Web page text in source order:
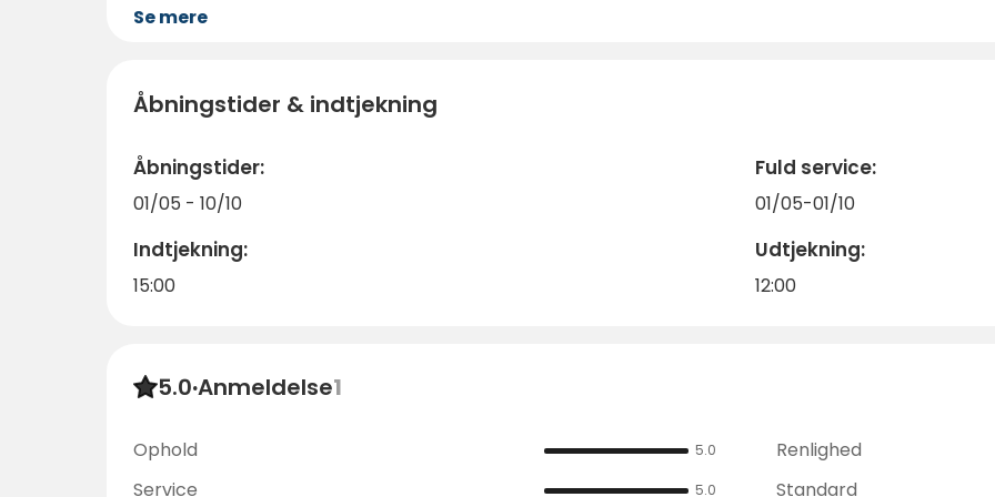
Se mere
Åbningstider & indtjekning
Åbningstider:
01/05 - 10/10
Fuld service:
01/05-01/10
Indtjekning:
15:00
Udtjekning:
12:00
5.0·Anmeldelse1
Ophold 5.0 Renlighed
Service 5.0 Standard